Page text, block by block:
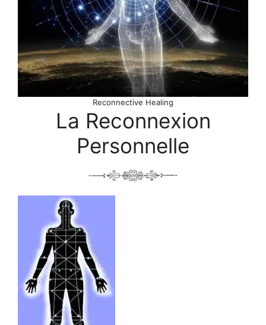
Reconnective Healing
La Reconnexion
Personnelle